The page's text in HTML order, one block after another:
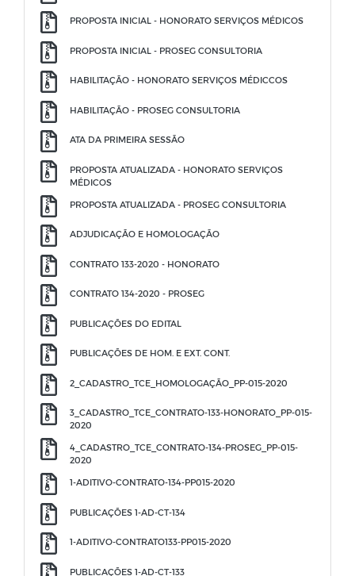
PROPOSTA INICIAL - HONORATO SERVIÇOS MÉDICOS
PROPOSTA INICIAL - PROSEG CONSULTORIA
HABILITAÇÃO - HONORATO SERVIÇOS MÉDICCOS
HABILITAÇÃO - PROSEG CONSULTORIA
ATA DA PRIMEIRA SESSÃO
PROPOSTA ATUALIZADA - HONORATO SERVIÇOS
MÉDICOS
PROPOSTA ATUALIZADA - PROSEG CONSULTORIA
ADJUDICAÇÃO E HOMOLOGAÇÃO
CONTRATO 133-2020 - HONORATO
CONTRATO 134-2020 - PROSEG
PUBLICAÇÕES DO EDITAL
PUBLICAÇÕES DE HOM. E EXT. CONT.
2_CADASTRO_TCE_HOMOLOGAÇÃO_PP-015-2020
3_CADASTRO_TCE_CONTRATO-133-HONORATO_PP-015-
2020
4_CADASTRO_TCE_CONTRATO-134-PROSEG_PP-015-
2020
1-ADITIVO-CONTRATO-134-PP015-2020
PUBLICAÇÕES 1-AD-CT-134
1-ADITIVO-CONTRATO133-PP015-2020
PUBLICAÇÕES 1-AD-CT-133